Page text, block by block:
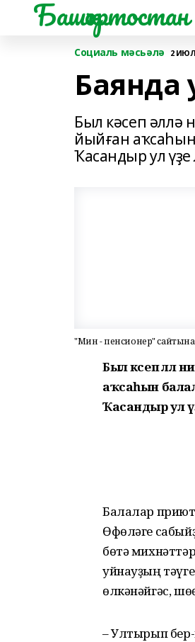
Башҡортостан
Социаль мәсьәлә 2
Баянда
Был кәсеп әллә
йыйған
Ҡасандыр ул
"Мин - пенсионер"
Был кәсеп
аҡсаһын
Ҡасандыр ул
Балалар
Өфөләге
бөтә
уйнауҙың
өлкәнәйгәс,
– Ултырып бер-